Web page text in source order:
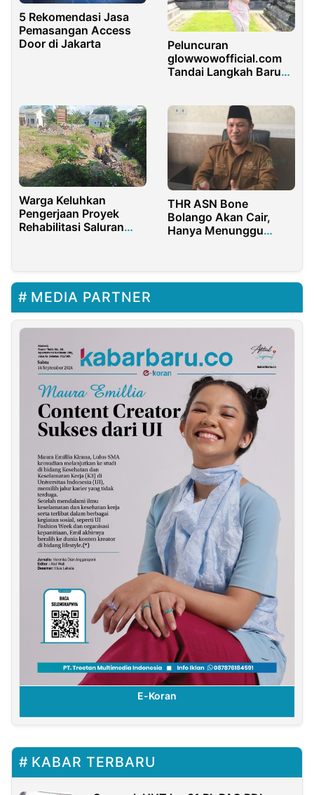
5 Rekomendasi Jasa
Pemasangan Access
Door di Jakarta
Peluncuran
glowwowofficial.com
Tandai Langkah Baru
Warga Keluhkan
Pengerjaan Proyek
Rehabilitasi Saluran
THR ASN Bone
Bolango Akan Cair,
Hanya Menunggu
MEDIA PARTNER
E-Koran
KABAR TERBARU